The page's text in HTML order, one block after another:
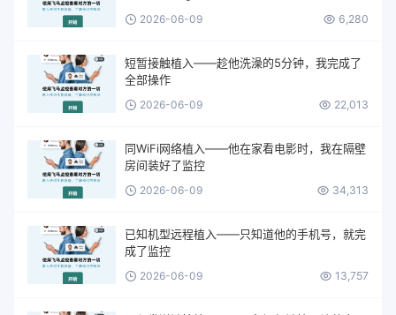
2026-06-09 6,280
短暂接触植入——趁他洗澡的5分钟，我完成了
全部操作
2026-06-09 22,013
同WiFi网络植入——他在家看电影时，我在隔壁
房间装好了监控
2026-06-09 34,313
已知机型远程植入——只知道他的手机号，就完
成了监控
2026-06-09 13,757